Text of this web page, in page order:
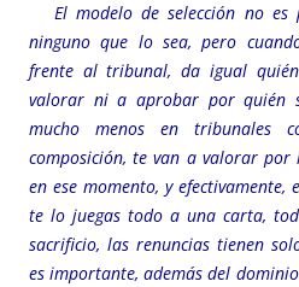
El modelo de selección no es
ninguno que lo sea, pero
frente al tribunal, da igual
valorar ni a aprobar por quién
mucho menos en tribunales
composición, te van a valorar por
en ese momento, y efectivamente,
te lo juegas todo a una carta,
sacrificio, las renuncias tienen
es importante, además del